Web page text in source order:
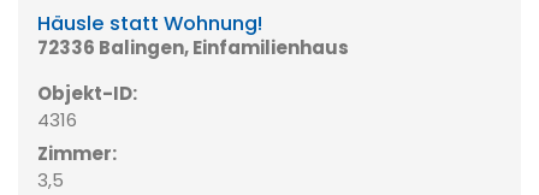
Häusle statt Wohnung!
72336 Balingen, Einfamilienhaus
Objekt-ID:
4316
Zimmer:
3,5